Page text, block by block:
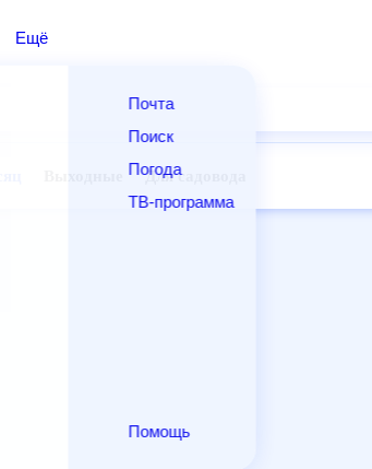
Ещё
Почта
Поиск
Погода
ТВ-программа
Помощь
Выходные